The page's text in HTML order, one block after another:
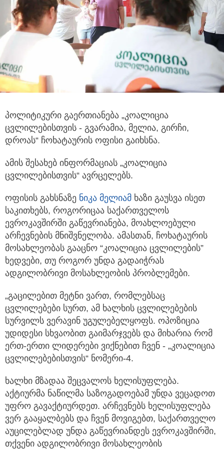
პოლიტიკური გაერთიანება „კოალიცია
ცვლილებისთვის - გვარამია, მელია, გირჩი,
დროას“ ჩოხატაურის ოფისი გაიხსნა.
ამის შესახებ ინფორმაციას „კოალიცია
ცვლილებისთვის“ ავრცელებს.
ოფისის გახსნაზე ნიკა მელიამ ხაზი გაუსვა ისეთ
საკითხებს, როგორიცაა საქართველოს
ევროკავშირში გაწევრიანება, მოახლოებული
არჩევნების მნიშვნელობა. ამასთან, ჩოხატაურის
მოსახლეობას გააცნო “კოალიცია ცვლილების”
ხედვები, თუ როგორ უნდა გადაიჭრას
ადგილობრივი მოსახლეობის პრობლემები.
„გაცილებით მეტნი ვართ, რომლებსაც
ცვლილებები სურთ, ამ ხალხის ცვლილებების
სურვილს ვერავინ უგულებელყოფს. ოპოზიცია
უდიდესი სხვაობით გაიმარჯვებს და მიხარია რომ
ერთ-ერთი ლიდერები ვიქნებით ჩვენ - „კოალიცია
ცვლილებებისთვის“ ნომერი-4.
ხალხი მზადაა შეცვალოს ხელისუფლება.
აქტიურმა ნაწილმა საზოგადოებამ უნდა ვეცადოთ
უფრო გავაქტიურდეთ. არჩევნებს ხელისუფლება
ვერ გააყალბებს და ჩვენ მოვიგებთ, საქართველო
აუცილებლად უნდა გაწევრიანდეს ევროკავშირში,
თქვენი ადგილობრივი მოსახლეობის